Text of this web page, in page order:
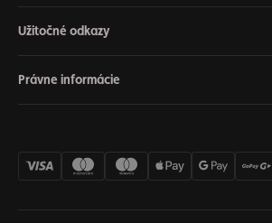
Užitočné odkazy
Právne informácie